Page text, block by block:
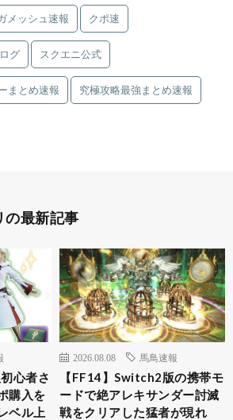
メッシュ速報 クポ速
グ スクエニ公式
まとめ速報 究極攻略最強まとめ速報
の最新記事
心者さ
購入を
ベル上
2026.08.08 馬鳥速報
【FF14】Switch2版の携帯モ
ードで絶アレキサンダー討滅
戦をクリアした猛者が現れ